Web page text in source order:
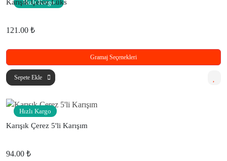
Hızlı Kargo
Karışık Çerez Lüks
121.00 ₺
Gramaj Seçenekleri
Sepete Ekle
Hızlı Kargo
Karışık Çerez 5'li Karışım
94.00 ₺